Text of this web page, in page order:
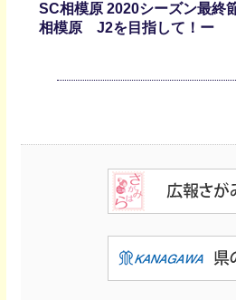
SC相模原 2020シーズン最
相模原 J2を目指して！ー